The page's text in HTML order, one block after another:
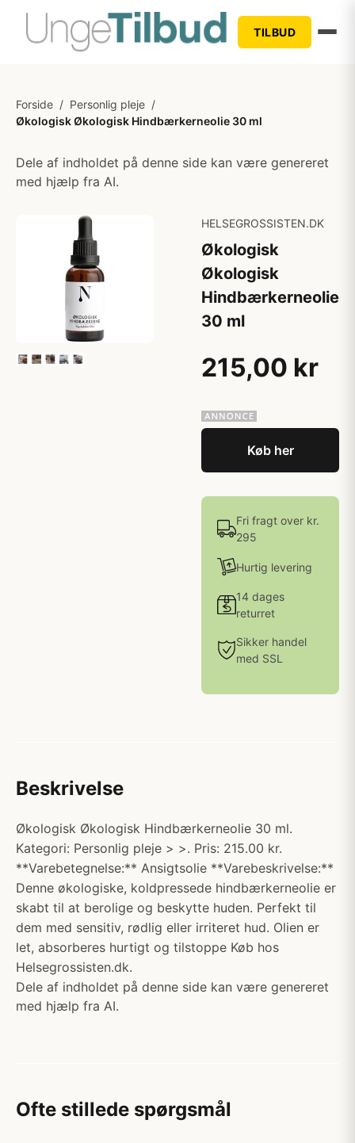
TILBUD
Forside / Personlig pleje /
Økologisk Økologisk Hindbærkerneolie 30 ml
Dele af indholdet på denne side kan være genereret
med hjælp fra AI.
HELSEGROSSISTEN.DK
Økologisk
Økologisk
Hindbærkerneolie
30 ml
215,00 kr
Køb her
Fri fragt over kr.
295
Hurtig levering
14 dages
returret
Sikker handel
med SSL
Beskrivelse
Økologisk Økologisk Hindbærkerneolie 30 ml.
Kategori: Personlig pleje > >. Pris: 215.00 kr.
**Varebetegnelse:** Ansigtsolie **Varebeskrivelse:**
Denne økologiske, koldpressede hindbærkerneolie er
skabt til at berolige og beskytte huden. Perfekt til
dem med sensitiv, rødlig eller irriteret hud. Olien er
let, absorberes hurtigt og tilstoppe Køb hos
Helsegrossisten.dk.
Dele af indholdet på denne side kan være genereret
med hjælp fra AI.
Ofte stillede spørgsmål